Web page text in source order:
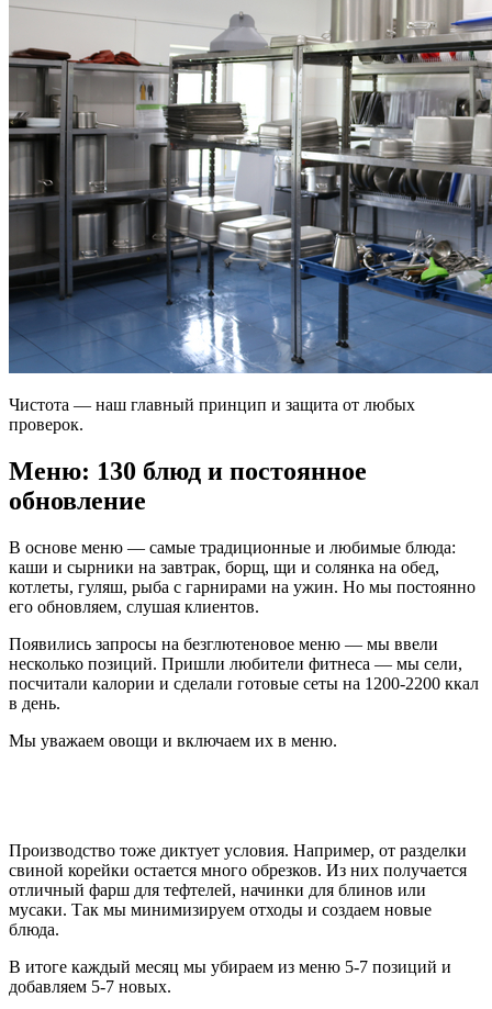
Чистота — наш главный принцип и защита от любых
проверок.
Меню: 130 блюд и постоянное
обновление
В основе меню — самые традиционные и любимые блюда:
каши и сырники на завтрак, борщ, щи и солянка на обед,
котлеты, гуляш, рыба с гарнирами на ужин. Но мы постоянно
его обновляем, слушая клиентов.
Появились запросы на безглютеновое меню — мы ввели
несколько позиций. Пришли любители фитнеса — мы сели,
посчитали калории и сделали готовые сеты на 1200-2200 ккал
в день.
Мы уважаем овощи и включаем их в меню.
Производство тоже диктует условия. Например, от разделки
свиной корейки остается много обрезков. Из них получается
отличный фарш для тефтелей, начинки для блинов или
мусаки. Так мы минимизируем отходы и создаем новые
блюда.
В итоге каждый месяц мы убираем из меню 5-7 позиций и
добавляем 5-7 новых.